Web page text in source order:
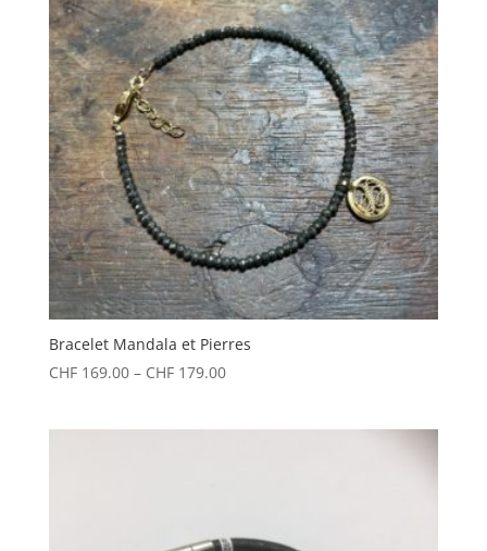
Bracelet Mandala et Pierres
CHF169.00– CHF179.00